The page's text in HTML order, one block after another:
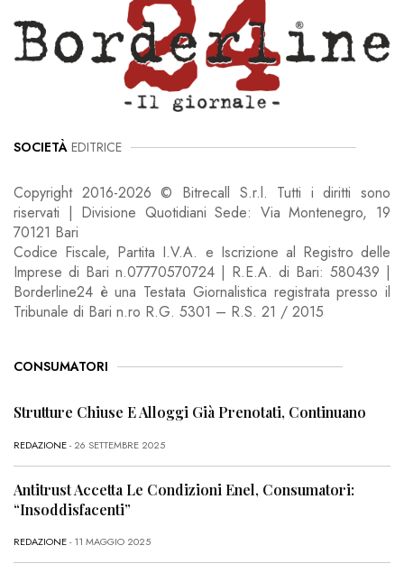
SOCIETÀ EDITRICE
Copyright 2016-2026 © Bitrecall S.r.l. Tutti i diritti sono
riservati | Divisione Quotidiani Sede: Via Montenegro, 19
70121 Bari
Codice Fiscale, Partita I.V.A. e Iscrizione al Registro delle
Imprese di Bari n.07770570724 | R.E.A. di Bari: 580439 |
Borderline24 è una Testata Giornalistica registrata presso il
Tribunale di Bari n.ro R.G. 5301 – R.S. 21 / 2015
CONSUMATORI
Strutture Chiuse E Alloggi Già Prenotati, Continuano
REDAZIONE- 26 SETTEMBRE 2025
Antitrust Accetta Le Condizioni Enel, Consumatori:
“Insoddisfacenti”
REDAZIONE- 11 MAGGIO 2025